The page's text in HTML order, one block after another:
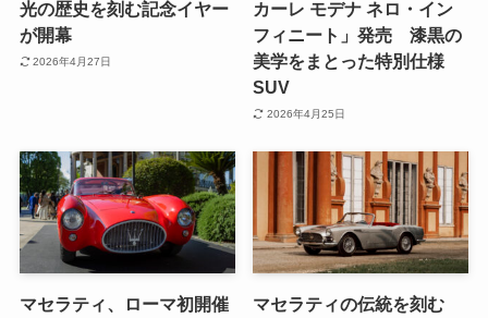
光の歴史を刻む記念イヤー
が開幕
2026年4月27日
カーレ モデナ ネロ・イン
フィニート」発売 漆黒の
美学をまとった特別仕様
SUV
2026年4月25日
マセラティ、ローマ初開催
マセラティの伝統を刻む